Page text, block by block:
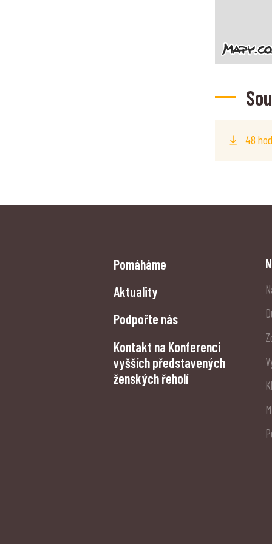
48
Pomáháme
Aktuality
Podpořte nás
Kontakt na Konferenci
vyšších představených
ženských řeholí